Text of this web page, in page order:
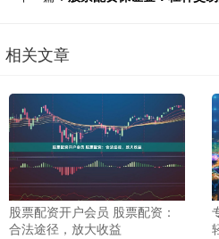
相关文章
股票配资开户会员 股票配资：
合法途径，放大收益